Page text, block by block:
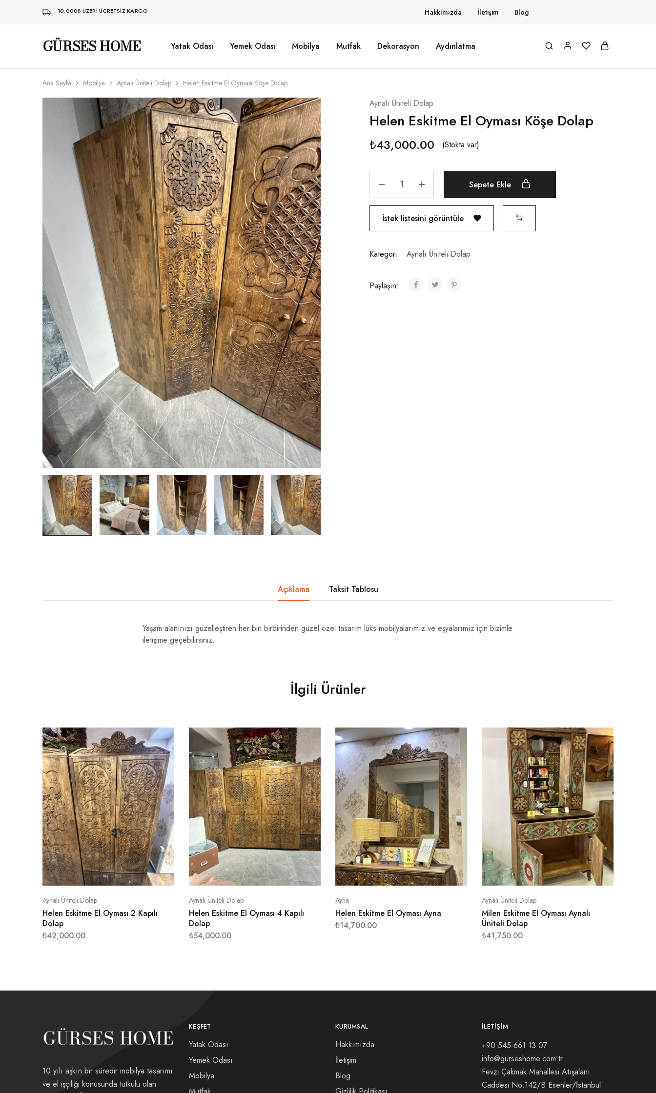
10.000₺ ÜZERI ÜCRETSIZ KARGO Hakkımızda İletişim Blog
GÜRSES HOME
Gürses
Ahşaba
şey…
Yatak Odası Yemek Odası Mobilya Mutfak Dekorasyon Aydınlatma
Ana Sayfa Mobilya Aynalı Üniteli Dolap Helen Eskitme El Oyması Köşe Dolap
Aynalı Üniteli Dolap
Helen Eskitme El Oyması Köşe Dolap
₺43,000.00 (Stokta var)
Sepete Ekle
İstek listesini görüntüle
Kategori: Aynalı Üniteli Dolap
Paylaşın:
Açıklama Taksit Tablosu
Yaşam alanınızı güzelleştiren her biri birbirinden güzel özel tasarım lüks mobilyalarımız ve eşyalarımız için bizimle
iletişime geçebilirsiniz.
İlgili Ürünler
Aynalı Üniteli Dolap
Helen Eskitme El Oyması 2 Kapılı
Dolap
₺42,000.00
Aynalı Üniteli Dolap
Helen Eskitme El Oyması 4 Kapılı
Dolap
₺54,000.00
Ayna
Helen Eskitme El Oyması Ayna
₺14,700.00
Aynalı Üniteli Dolap
Milen Eskitme El Oyması Aynalı
Üniteli Dolap
₺41,750.00
10 yılı aşkın bir süredir mobilya tasarımı
ve el işçiliği konusunda tutkulu olan
KEŞFET
Yatak Odası
Yemek Odası
Mobilya
KURUMSAL
Hakkımızda
İletişim
Blog
İLETIŞIM
+90 545 661 13 07
info@gurseshome.com.tr
Fevzi Çakmak Mahallesi Atışalanı
Caddesi No:142/B Esenler/İstanbul